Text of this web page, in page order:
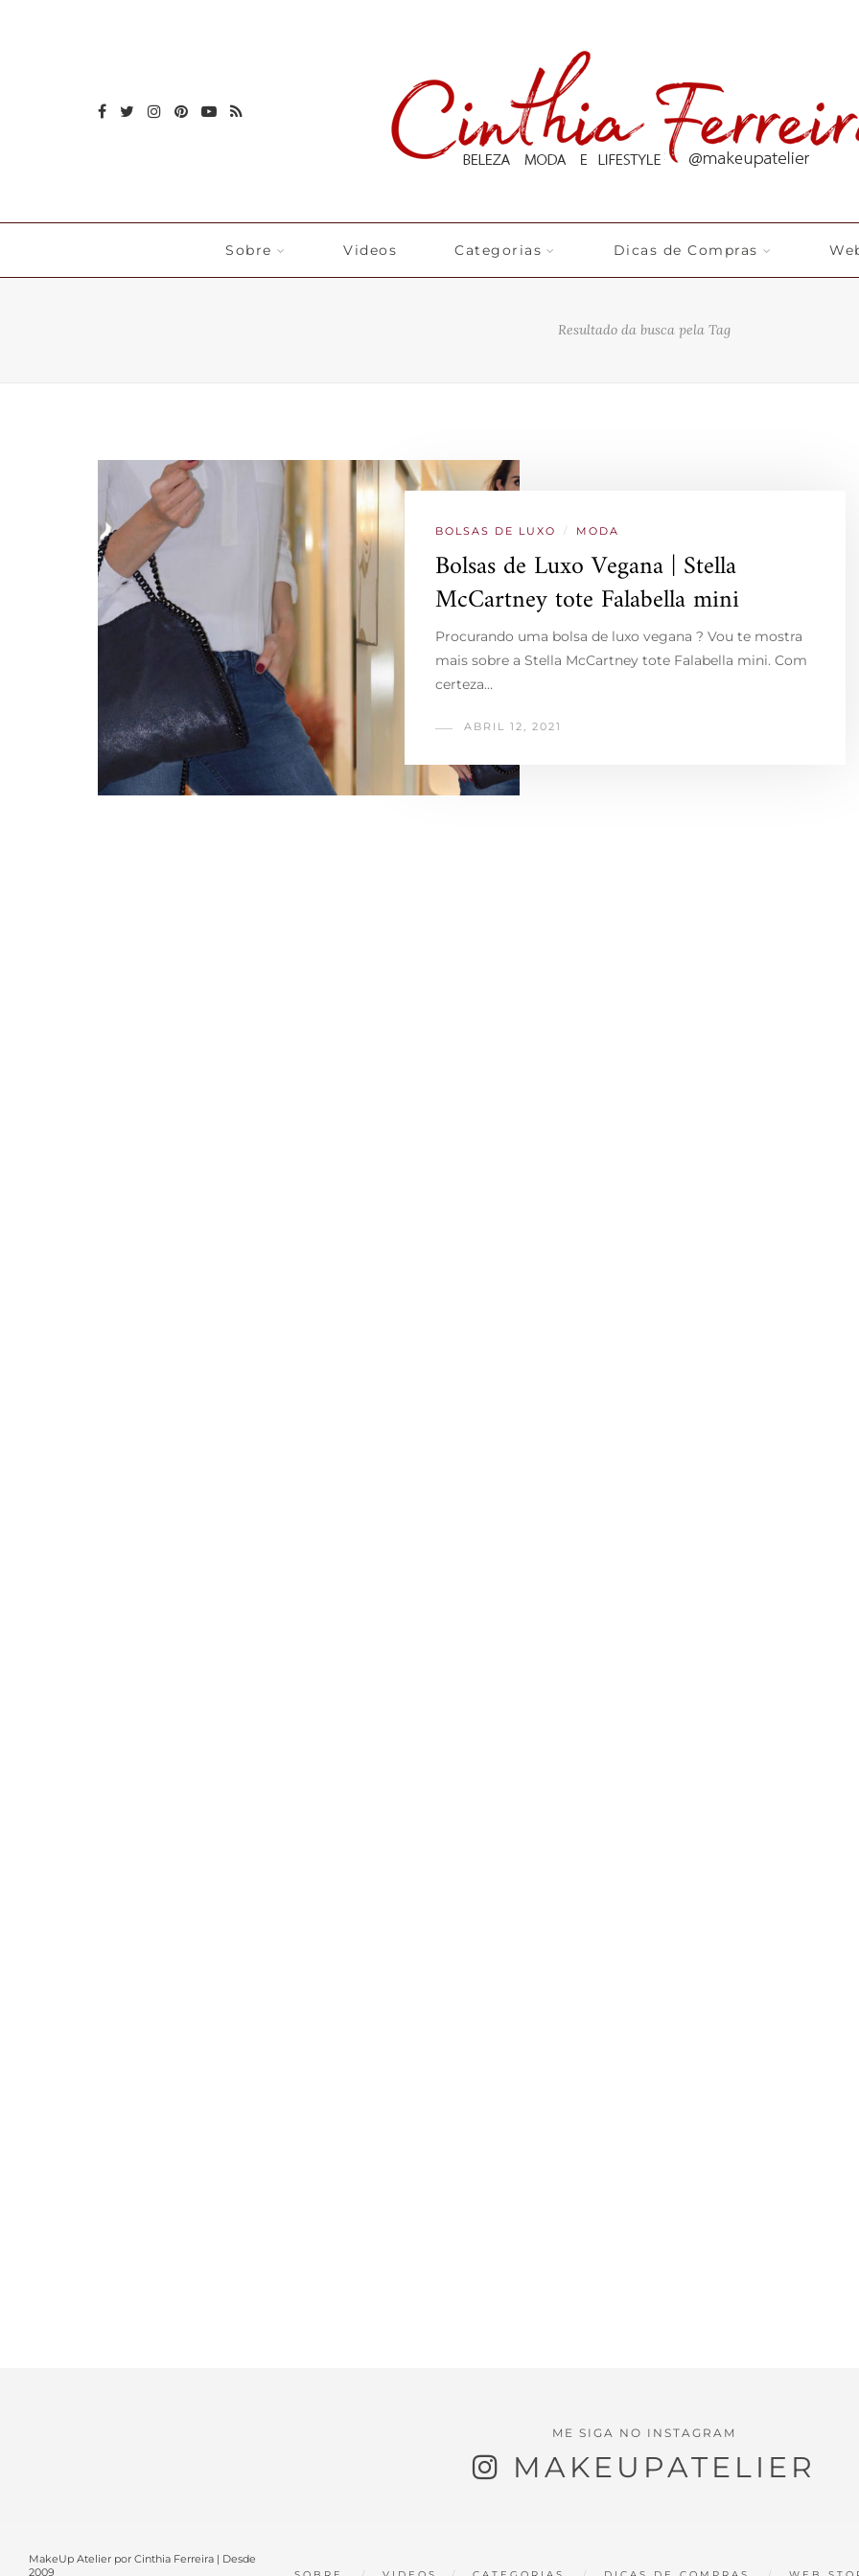
Sobre Videos Categorias Dicas de Compras
Resultado da busca pela Tag
BOLSAS DE LUXO / MODA
Bolsas de Luxo Vegana | Stella
McCartney tote Falabella mini
Procurando uma bolsa de luxo vegana ? Vou te mostra
mais sobre a Stella McCartney tote Falabella mini. Com
certeza…
ABRIL 12, 2021
ME SIGA NO INSTAGRAM
MAKEUPATELIER
MakeUp Atelier por Cinthia Ferreira | Desde
2009